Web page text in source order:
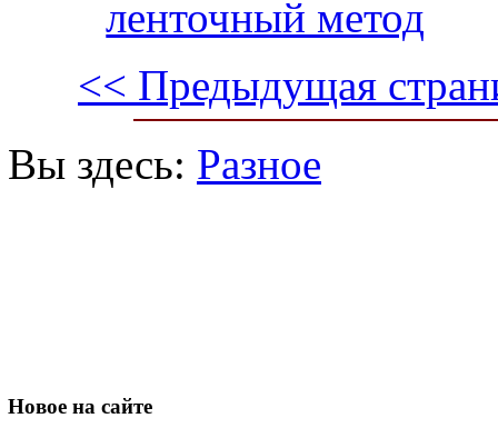
ленточный метод
<< Предыдущая
Вы здесь: Разное
Новое на сайте